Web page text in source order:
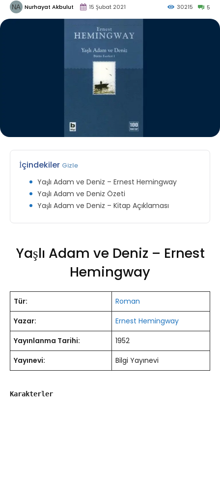
Nurhayat Akbulut 15 Şubat 2021 5
30215
İçindekiler Gizle
Yaşlı Adam ve Deniz – Ernest Hemingway
Yaşlı Adam ve Deniz Özeti
Yaşlı Adam ve Deniz – Kitap Açıklaması
Yaşlı Adam ve Deniz – Ernest
Hemingway
Tür:
Roman
Yazar:
Ernest Hemingway
Yayınlanma Tarihi:
1952
Yayınevi:
Bilgi Yayınevi
Karakterler